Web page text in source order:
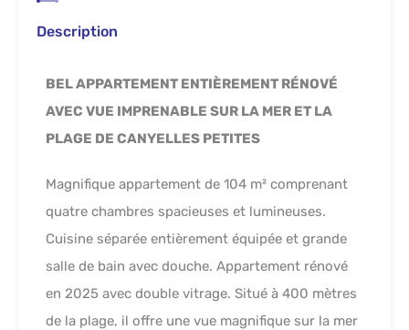
Description
BEL APPARTEMENT ENTIÈREMENT RÉNOVÉ
AVEC VUE IMPRENABLE SUR LA MER ET LA
PLAGE DE CANYELLES PETITES
Magnifique appartement de 104 m² comprenant
quatre chambres spacieuses et lumineuses.
Cuisine séparée entièrement équipée et grande
salle de bain avec douche. Appartement rénové
en 2025 avec double vitrage. Situé à 400 mètres
de la plage, il offre une vue magnifique sur la mer